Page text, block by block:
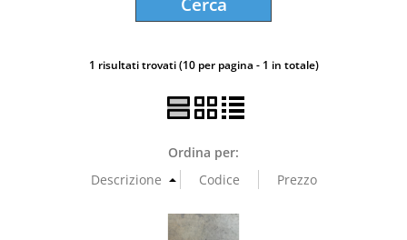
1 risultati trovati (10 per pagina - 1 in totale)
Ordina per: